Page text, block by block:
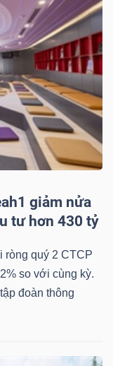
giảm nửa
tư hơn 430 tỷ
ròng quý 2 CTCP
so với cùng kỳ.
đoàn thông